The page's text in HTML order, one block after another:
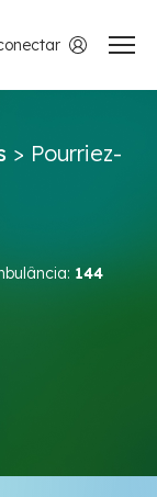
> Pourriez-
144